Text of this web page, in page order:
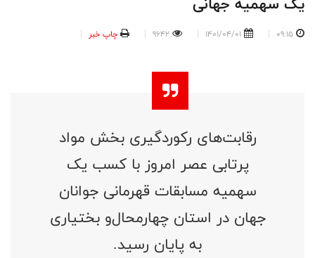
09:15
1401/04/01
9642 چاپ خبر
رقابت‌‌های رکوردگیری بخش مواد
پرتابی عصر امروز با کسب یک
سهمیه مسابقات قهرمانی جوانان
جهان در استان چهارمحال‌و بختیاری
به پایان رسید.